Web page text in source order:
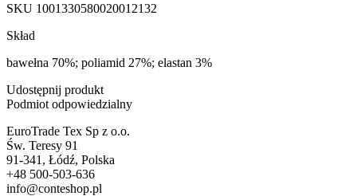
SKU 1001330580020012132
Skład
bawełna 70%; poliamid 27%; elastan 3%
Udostępnij produkt
Podmiot odpowiedzialny
EuroTrade Tex Sp z o.o.
Św. Teresy 91
91-341, Łódź, Polska
+48 500-503-636
info@conteshop.pl